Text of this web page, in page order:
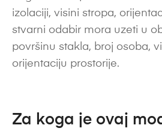
izolaciji, visini stropa,
stvarni odabir mora uzeti u
površinu stakla, broj osoba,
orijentaciju prostorije.
Za koga je ovaj